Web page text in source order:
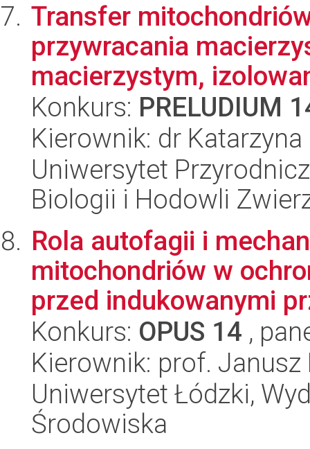
Transfer
przywracania
macierzystym,
Konkurs: PRELUDIUM
Kierownik: dr
Uniwersytet
Biologii i Hodowli
Rola autofagii i
mitochondriów w
przed indukowanymi
Konkurs: OPUS 14 ,
Kierownik: prof. Janusz
Uniwersytet Łódzki,
Środowiska